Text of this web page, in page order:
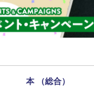
本 （総合）